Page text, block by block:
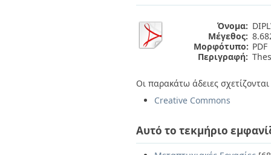
Όνομα:
Μέγεθος:
Μορφότυπο: PDF
Περιγραφή:
Οι παρακάτω άδειες
Creative Commons
Αυτό το τεκμήριο